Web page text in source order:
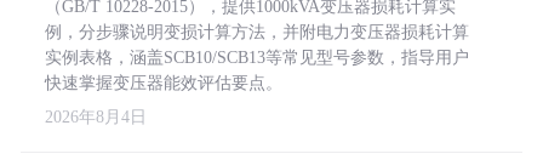
（GB/T 10228-2015），提供1000kVA变压器损耗计算实
例，分步骤说明变损计算方法，并附电力变压器损耗计算
实例表格，涵盖SCB10/SCB13等常见型号参数，指导用户
快速掌握变压器能效评估要点。
2026年8月4日